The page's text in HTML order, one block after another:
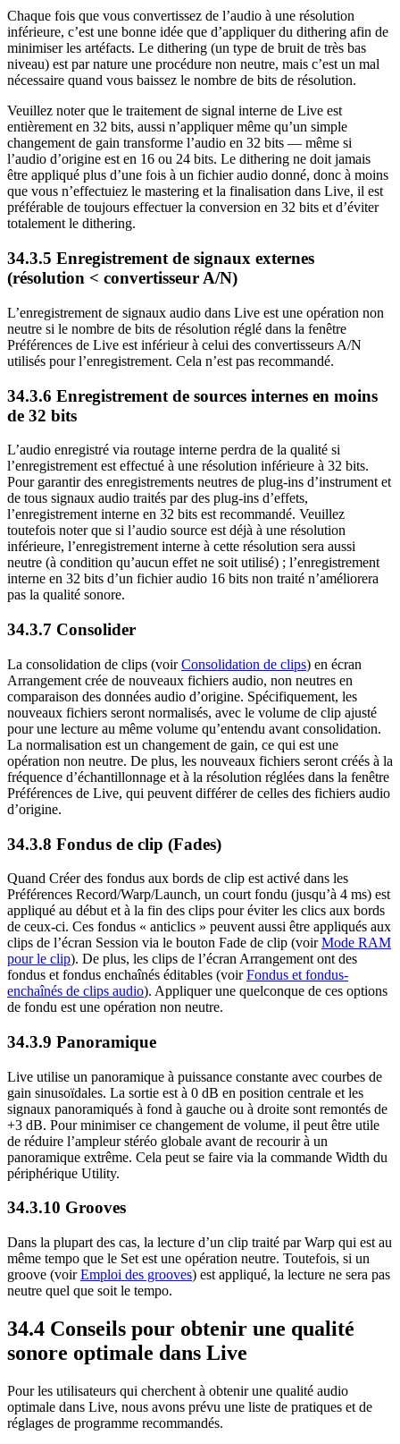
Chaque fois que vous convertissez de l’audio à une résolution
inférieure, c’est une bonne idée que d’appliquer du dithering afin de
minimiser les artéfacts. Le dithering (un type de bruit de très bas
niveau) est par nature une procédure non neutre, mais c’est un mal
nécessaire quand vous baissez le nombre de bits de résolution.
Veuillez noter que le traitement de signal interne de Live est
entièrement en 32 bits, aussi n’appliquer même qu’un simple
changement de gain transforme l’audio en 32 bits — même si
l’audio d’origine est en 16 ou 24 bits. Le dithering ne doit jamais
être appliqué plus d’une fois à un fichier audio donné, donc à moins
que vous n’effectuiez le mastering et la finalisation dans Live, il est
préférable de toujours effectuer la conversion en 32 bits et d’éviter
totalement le dithering.
34.3.5 Enregistrement de signaux externes
(résolution < convertisseur A/N)
L’enregistrement de signaux audio dans Live est une opération non
neutre si le nombre de bits de résolution réglé dans la fenêtre
Préférences de Live est inférieur à celui des convertisseurs A/N
utilisés pour l’enregistrement. Cela n’est pas recommandé.
34.3.6 Enregistrement de sources internes en moins
de 32 bits
L’audio enregistré via routage interne perdra de la qualité si
l’enregistrement est effectué à une résolution inférieure à 32 bits.
Pour garantir des enregistrements neutres de plug-ins d’instrument et
de tous signaux audio traités par des plug-ins d’effets,
l’enregistrement interne en 32 bits est recommandé. Veuillez
toutefois noter que si l’audio source est déjà à une résolution
inférieure, l’enregistrement interne à cette résolution sera aussi
neutre (à condition qu’aucun effet ne soit utilisé) ; l’enregistrement
interne en 32 bits d’un fichier audio 16 bits non traité n’améliorera
pas la qualité sonore.
34.3.7 Consolider
La consolidation de clips (voirConsolidation de clips) en écran
Arrangement crée de nouveaux fichiers audio, non neutres en
comparaison des données audio d’origine. Spécifiquement, les
nouveaux fichiers seront normalisés, avec le volume de clip ajusté
pour une lecture au même volume qu’entendu avant consolidation.
La normalisation est un changement de gain, ce qui est une
opération non neutre. De plus, les nouveaux fichiers seront créés à la
fréquence d’échantillonnage et à la résolution réglées dans la fenêtre
Préférences de Live, qui peuvent différer de celles des fichiers audio
d’origine.
34.3.8 Fondus de clip (Fades)
Quand Créer des fondus aux bords de clip est activé dans les
Préférences Record/Warp/Launch, un court fondu (jusqu’à 4 ms) est
appliqué au début et à la fin des clips pour éviter les clics aux bords
de ceux-ci. Ces fondus « anticlics » peuvent aussi être appliqués aux
clips de l’écran Session via le bouton Fade de clip (voirMode RAM
pour le clip). De plus, les clips de l’écran Arrangement ont des
fondus et fondus enchaînés éditables (voirFondus et fondus-
enchaînés de clips audio). Appliquer une quelconque de ces options
de fondu est une opération non neutre.
34.3.9 Panoramique
Live utilise un panoramique à puissance constante avec courbes de
gain sinusoïdales. La sortie est à 0 dB en position centrale et les
signaux panoramiqués à fond à gauche ou à droite sont remontés de
+3 dB. Pour minimiser ce changement de volume, il peut être utile
de réduire l’ampleur stéréo globale avant de recourir à un
panoramique extrême. Cela peut se faire via la commande Width du
périphérique Utility.
34.3.10 Grooves
Dans la plupart des cas, la lecture d’un clip traité par Warp qui est au
même tempo que le Set est une opération neutre. Toutefois, si un
groove (voirEmploi des grooves) est appliqué, la lecture ne sera pas
neutre quel que soit le tempo.
34.4 Conseils pour obtenir une qualité
sonore optimale dans Live
Pour les utilisateurs qui cherchent à obtenir une qualité audio
optimale dans Live, nous avons prévu une liste de pratiques et de
réglages de programme recommandés.